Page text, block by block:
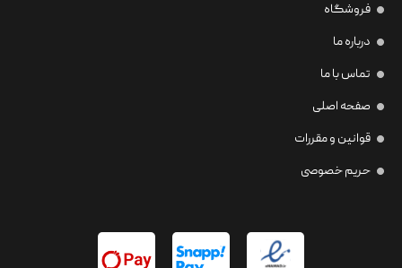
فروشگاه
درباره ما
تماس با ما
صفحه اصلی
قوانین و مقررات
حریم خصوصی